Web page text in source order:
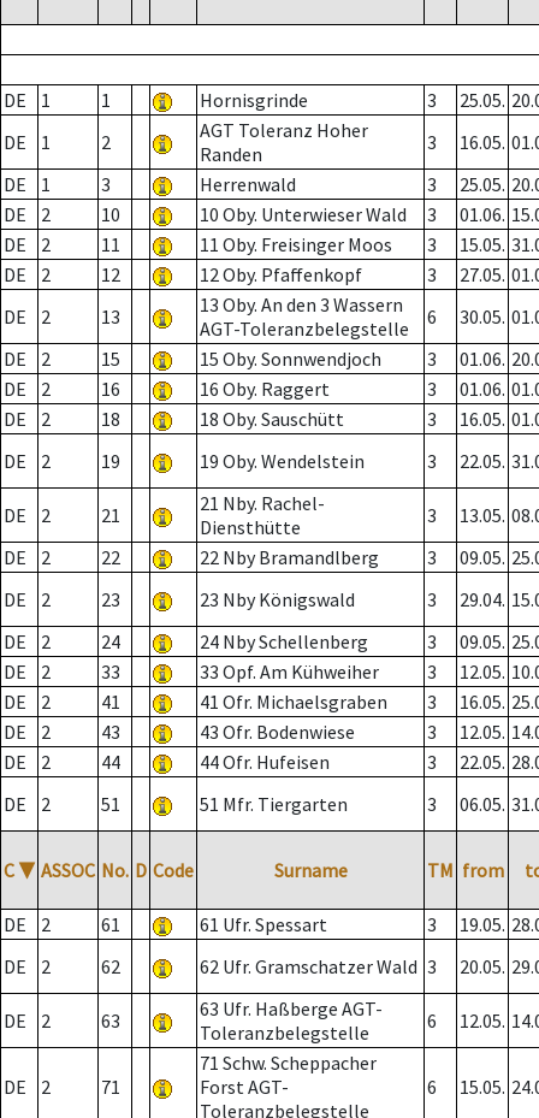
DE 1 1 Hornisgrinde 3 25.05.
DE
1 2
AGT Toleranz Hoher
Randen
3 16.05.
DE
1 3 Herrenwald 3 25.05.
DE
2 10 10 Oby. Unterwieser Wald 3 01.06.
DE
2 11 11 Oby. Freisinger Moos 3 15.05.
DE
2 12 12 Oby. Pfaffenkopf 3 27.05.
DE
2 13
13 Oby. An den 3 Wassern
AGT-Toleranzbelegstelle
6 30.05.
DE
2 15 15 Oby. Sonnwendjoch 3 01.06.
DE
2 16 16 Oby. Raggert 3 01.06.
DE
2 18 18 Oby. Sauschütt 3 16.05.
DE
2 19 19 Oby. Wendelstein 3 22.05.
DE 2 21
21 Nby. Rachel-
Diensthütte
3 13.05.
DE
2 22 22 Nby Bramandlberg 3 09.05.
DE
2 23 23 Nby Königswald 3 29.04.
DE
2 24 24 Nby Schellenberg 3 09.05.
DE
2 33 33 Opf. Am Kühweiher 3 12.05.
DE
2 41 41 Ofr. Michaelsgraben 3 16.05.
DE
2 43 43 Ofr. Bodenwiese 3 12.05.
DE
2 44 44 Ofr. Hufeisen 3 22.05.
DE
2 51 51 Mfr. Tiergarten 3 06.05.
C ▼ ASSOC No. D Code Surname TM from
DE 2 61 61 Ufr. Spessart 3 19.05.
DE
2 62 62 Ufr. Gramschatzer Wald 3 20.05.
DE 2 63
63 Ufr. Haßberge AGT-
Toleranzbelegstelle
6 12.05.
DE 2 71
71 Schw. Scheppacher
Forst AGT-
Toleranzbelegstelle
6 15.05.